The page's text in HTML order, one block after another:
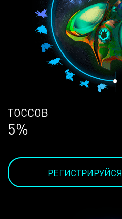
ЛЮДЕЙ
68%
РЕГИСТРИРУЙСЯ